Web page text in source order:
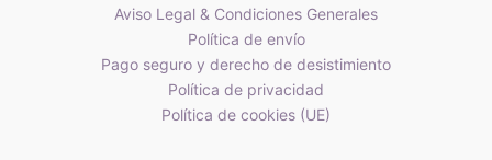
Aviso Legal & Condiciones Generales
Política de envío
Pago seguro y derecho de desistimiento
Política de privacidad
Política de cookies (UE)